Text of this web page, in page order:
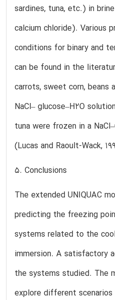
sardines, tuna, etc.) in
calcium chloride). Various
conditions for binary and
can be found in the
carrots, sweet corn, beans
NaCl– glucose–H2O
tuna were frozen in a
(Lucas and Raoult-Wack,
5. Conclusions
The extended UNIQUAC
predicting the freezing
systems related to the
immersion. A satisfactory
the systems studied. The
explore different